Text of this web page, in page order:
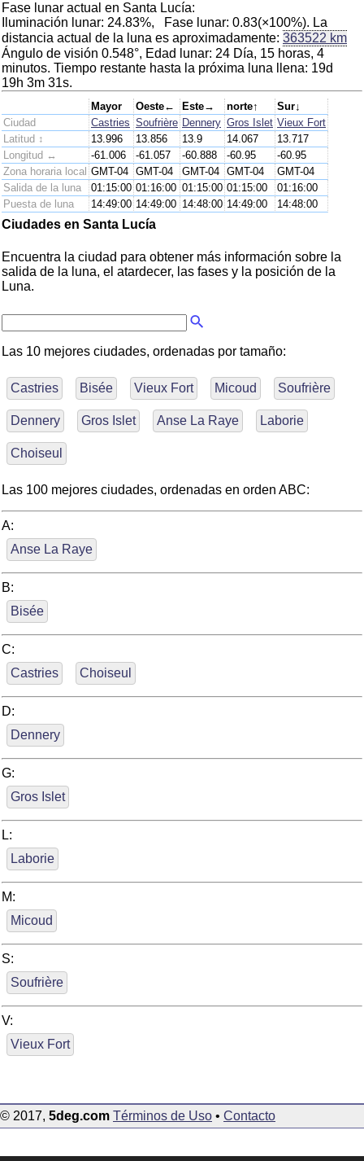
Fase lunar actual en Santa Lucía:
Iluminación lunar: 24.83%, Fase lunar: 0.83(×100%). La
distancia actual de la luna es aproximadamente: 363522 km
Ángulo de visión 0.548°, Edad lunar: 24 Día, 15 horas, 4
minutos. Tiempo restante hasta la próxima luna llena: 19d
19h 3m 31s.
Mayor Oeste← Este→ norte↑
Sur↓
Ciudad
Castries Soufrière Dennery Gros Islet Vieux Fort
Latitud ↕
13.996 13.856 13.9 14.067
13.717
Longitud ↔
-61.006 -61.057 -60.888 -60.95
-60.95
Zona horaria local GMT-04 GMT-04 GMT-04 GMT-04
GMT-04
Salida de la luna
01:15:00 01:16:00 01:15:00 01:15:00
01:16:00
Puesta de luna
14:49:00 14:49:00 14:48:00 14:49:00 14:48:00
Ciudades en Santa Lucía
Encuentra la ciudad para obtener más información sobre la
salida de la luna, el atardecer, las fases y la posición de la
Luna.
Las 10 mejores ciudades, ordenadas por tamaño:
Castries Bisée Vieux Fort Micoud Soufrière
Dennery Gros Islet Anse La Raye Laborie
Choiseul
Las 100 mejores ciudades, ordenadas en orden ABC:
A:
Anse La Raye
B:
Bisée
C:
Castries
Choiseul
D:
Dennery
G:
Gros Islet
L:
Laborie
M:
Micoud
S:
Soufrière
V:
Vieux Fort
© 2017, 5deg.com Términos de Uso • Contacto